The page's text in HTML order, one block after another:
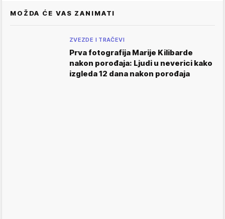
MOŽDA ĆE VAS ZANIMATI
ZVEZDE I TRAČEVI
Prva fotografija Marije Kilibarde
nakon porođaja: Ljudi u neverici kako
izgleda 12 dana nakon porođaja